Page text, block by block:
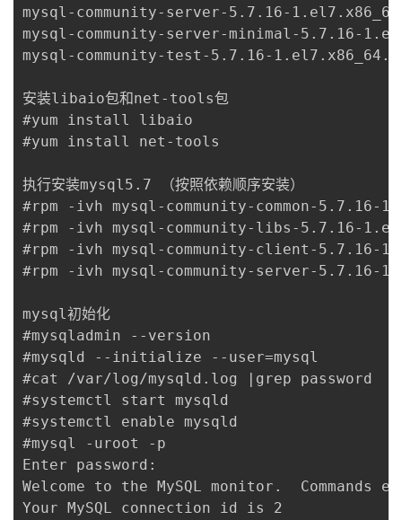
发
学
我
的
程
我
认
证
的
实
验
我
的
收
藏
Programs
的
持
的
技
支
持
我
的
声
建
议
mysql-community-server-5.7.16-
mysql-community-server-minimal-5.7.16-
mysql-community-test-5.7.16-
安装libaio包和net-tools包
#yum install libaio
#yum install net-tools
执行安装mysql5.7 （按照依赖顺序安装）
#rpm -ivh mysql-community-common-5.7.16-
#rpm -ivh mysql-community-libs-5.7.16-
#rpm -ivh mysql-community-client-5.7.16-
#rpm -ivh mysql-community-server-5.7.16-
mysql初始化
#mysqladmin --version
#mysqld --initialize --user=mysql
#cat /var/log/mysqld.log |grep password
#systemctl start mysqld
#systemctl enable mysqld
#mysql -uroot -p
Enter password:
Welcome to the MySQL monitor.
Your MySQL connection id is 2